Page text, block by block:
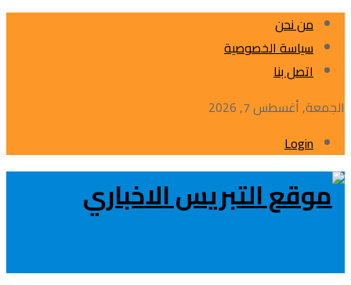
من نحن
سياسة الخصوصية
اتصل بنا
الجمعة, أغسطس 7, 2026
Login